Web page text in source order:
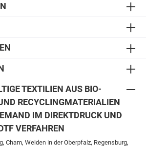
TEXTILIEN AUS BIO-
RECYCLINGMATERIALIEN
IM DIREKTDRUCK UND
VERFAHREN
Cham, Weiden in der Oberpfalz, Regensburg,